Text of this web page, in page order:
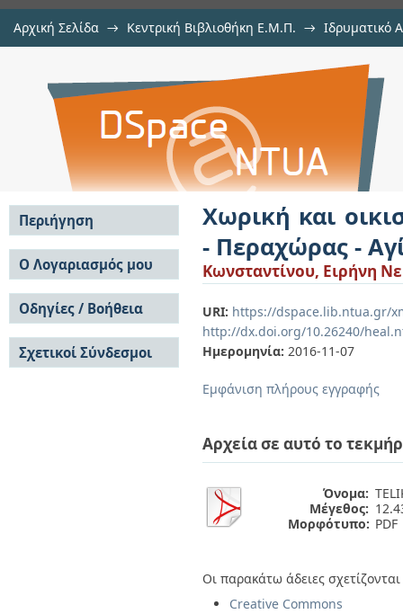
Αρχική Σελίδα → Κεντρική Βιβλιοθήκη Ε.Μ.Π. → Ιδρυματικό
Χωρική και οικιστική
Αγίων Θεοδώρων
Χωρική και
- Περαχώρας -
Κωνσταντίνου, Ειρήνη
URI: https://dspace.lib.ntua.gr/
http://dx.doi.org/10.26240/
Ημερομηνία: 2016-11-07
Εμφάνιση πλήρους εγγραφής
Αρχεία σε αυτό το
Όνομα:
Μέγεθος:
Μορφότυπο: PDF
Οι παρακάτω άδειες
Creative Commons
Περιήγηση
Σε όλο το DSpace
Κοινότητες & Συλλογές
Ανά Ημερομηνία
Έκδοσης
Συγγραφείς
Τίτλοι
Θέματα
Ο Λογαριασμός μου
Σύνδεση
Εγγραφή
Οδηγίες / Βοήθεια
Οδηγίες Υποβολής
Οδηγίες Χρήσης ΙΑ
Συχνές Ερωτήσεις
Σχετικοί Σύνδεσμοι